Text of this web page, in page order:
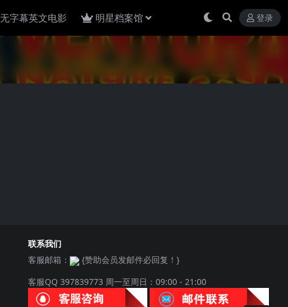
无字幕英文电影 明星档案馆 登录
联系我们
客服邮箱：
{赞助会员发邮件必回复！}
客服QQ 397839773 周一至周日：09:00 - 21:00